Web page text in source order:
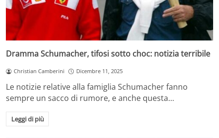
Dramma Schumacher, tifosi sotto choc: notizia terribile
Christian Camberini Dicembre 11, 2025
Le notizie relative alla famiglia Schumacher fanno
sempre un sacco di rumore, e anche questa…
Leggi di più